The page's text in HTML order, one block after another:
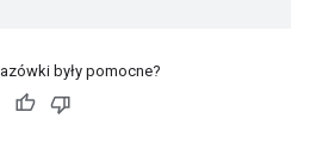
były pomocne?